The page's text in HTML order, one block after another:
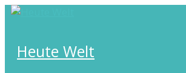
Skip
Heute Welt